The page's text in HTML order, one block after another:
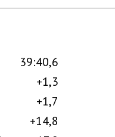
39:40,6
+1,3
+1,7
+14,8